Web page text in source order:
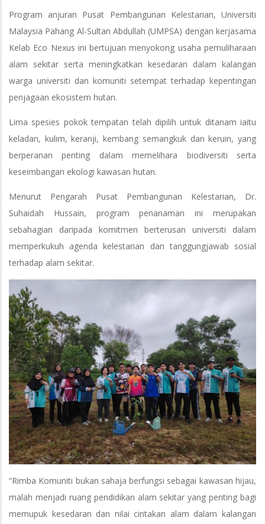
Program anjuran Pusat Pembangunan Kelestarian, Universiti
Malaysia Pahang Al-Sultan Abdullah (UMPSA) dengan kerjasama
Kelab Eco Nexus ini bertujuan menyokong usaha pemuliharaan
alam sekitar serta meningkatkan kesedaran dalam kalangan
warga universiti dan komuniti setempat terhadap kepentingan
penjagaan ekosistem hutan.
Lima spesies pokok tempatan telah dipilih untuk ditanam iaitu
keladan, kulim, keranji, kembang semangkuk dan keruin, yang
berperanan penting dalam memelihara biodiversiti serta
keseimbangan ekologi kawasan hutan.
Menurut Pengarah Pusat Pembangunan Kelestarian, Dr.
Suhaidah Hussain, program penanaman ini merupakan
sebahagian daripada komitmen berterusan universiti dalam
memperkukuh agenda kelestarian dan tanggungjawab sosial
terhadap alam sekitar.
“Rimba Komuniti bukan sahaja berfungsi sebagai kawasan hijau,
malah menjadi ruang pendidikan alam sekitar yang penting bagi
memupuk kesedaran dan nilai cintakan alam dalam kalangan